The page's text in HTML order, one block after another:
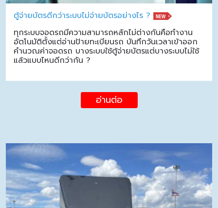
ตู้จ่ายบัตรดีกว่าระบบไม่จ่ายบัตรอย่างไร ?
ทุกระบบจอดรถมีความสามารถหลักไม่ต่างกันคือทำงาน
อัตโนมัติตั้งแต่อ่านป้ายทะเบียนรถ บันทึกวันเวลาเข้าออก
คำนวณค่าจอดรถ บางระบบใช้ตู้จ่ายบัตรแต่บางระบบไม่ใช้
แล้วแบบไหนดีกว่ากัน ?
อ่านต่อ